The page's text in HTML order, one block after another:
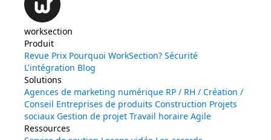
worksection
Produit
Revue Prix Pourquoi WorkSection? Sécurité
L'intégration Blog
Solutions
Agences de marketing numérique RP / RH / Création /
Conseil Entreprises de produits Construction Projets
sociaux Gestion de projet Travail horaire Agile
Ressources